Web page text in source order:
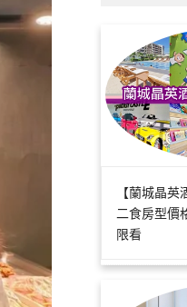
【蘭城晶
二食房型價
限看